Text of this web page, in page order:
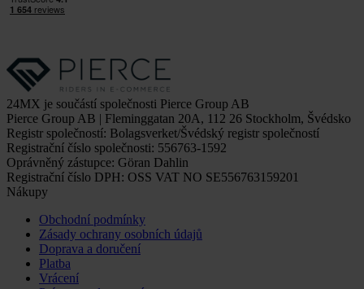
24MX je součástí společnosti Pierce Group AB
Pierce Group AB | Fleminggatan 20A, 112 26 Stockholm, Švédsko
Registr společností: Bolagsverket/Švédský registr společností
Registrační číslo společnosti: 556763-1592
Oprávněný zástupce: Göran Dahlin
Registrační číslo DPH: OSS VAT NO SE556763159201
Nákupy
Obchodní podmínky
Zásady ochrany osobních údajů
Doprava a doručení
Platba
Vrácení